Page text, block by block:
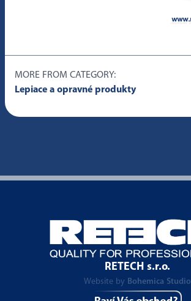
MORE FROM CATEGORY:
Lepiace a opravné produkty
RETECH s.r.o.
Website by Bohemica Studio